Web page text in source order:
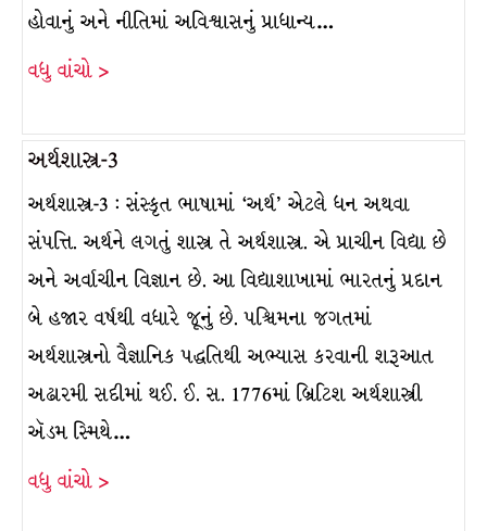
હોવાનું અને નીતિમાં અવિશ્ર્વાસનું પ્રાધાન્ય…
વધુ વાંચો >
અર્થશાસ્ત્ર-3
અર્થશાસ્ત્ર-3 : સંસ્કૃત ભાષામાં ‘અર્થ’ એટલે ધન અથવા
સંપત્તિ. અર્થને લગતું શાસ્ત્ર તે અર્થશાસ્ત્ર. એ પ્રાચીન વિદ્યા છે
અને અર્વાચીન વિજ્ઞાન છે. આ વિદ્યાશાખામાં ભારતનું પ્રદાન
બે હજાર વર્ષથી વધારે જૂનું છે. પશ્ચિમના જગતમાં
અર્થશાસ્ત્રનો વૈજ્ઞાનિક પદ્ધતિથી અભ્યાસ કરવાની શરૂઆત
અઢારમી સદીમાં થઈ. ઈ. સ. 1776માં બ્રિટિશ અર્થશાસ્ત્રી
ઍડમ સ્મિથે…
વધુ વાંચો >